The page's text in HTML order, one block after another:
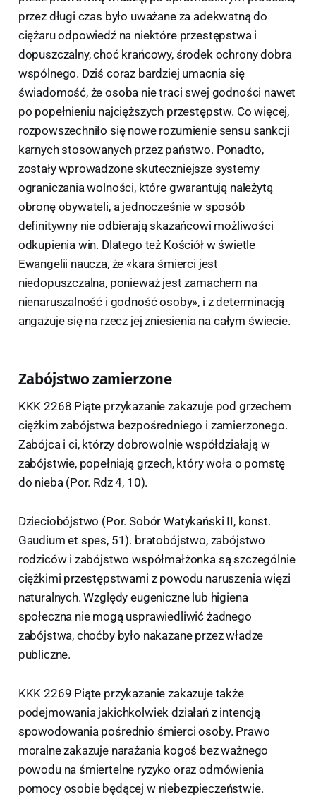
przez długi czas było uważane za adekwatną do
ciężaru odpowiedź na niektóre przestępstwa i
dopuszczalny, choć krańcowy, środek ochrony dobra
wspólnego. Dziś coraz bardziej umacnia się
świadomość, że osoba nie traci swej godności nawet
po popełnieniu najcięższych przestępstw. Co więcej,
rozpowszechniło się nowe rozumienie sensu sankcji
karnych stosowanych przez państwo. Ponadto,
zostały wprowadzone skuteczniejsze systemy
ograniczania wolności, które gwarantują należytą
obronę obywateli, a jednocześnie w sposób
definitywny nie odbierają skazańcowi możliwości
odkupienia win. Dlatego też Kościół w świetle
Ewangelii naucza, że «kara śmierci jest
niedopuszczalna, ponieważ jest zamachem na
nienaruszalność i godność osoby», i z determinacją
angażuje się na rzecz jej zniesienia na całym świecie.
Zabójstwo zamierzone
KKK 2268 Piąte przykazanie zakazuje pod grzechem
ciężkim zabójstwa bezpośredniego i zamierzonego.
Zabójca i ci, którzy dobrowolnie współdziałają w
zabójstwie, popełniają grzech, który woła o pomstę
do nieba (Por. Rdz 4, 10).
Dzieciobójstwo (Por. Sobór Watykański II, konst.
Gaudium et spes, 51). bratobójstwo, zabójstwo
rodziców i zabójstwo współmałżonka są szczególnie
ciężkimi przestępstwami z powodu naruszenia więzi
naturalnych. Względy eugeniczne lub higiena
społeczna nie mogą usprawiedliwić żadnego
zabójstwa, choćby było nakazane przez władze
publiczne.
KKK 2269 Piąte przykazanie zakazuje także
podejmowania jakichkolwiek działań z intencją
spowodowania pośrednio śmierci osoby. Prawo
moralne zakazuje narażania kogoś bez ważnego
powodu na śmiertelne ryzyko oraz odmówienia
pomocy osobie będącej w niebezpieczeństwie.